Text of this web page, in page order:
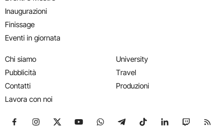
Inaugurazioni
Finissage
Eventi in giornata
Chi siamo
Pubblicità
Contatti
Lavora con noi
University
Travel
Produzioni
Seguici su Facebook
Seguici su Instagram
Seguici su X
Seguici su YouTube
Seguici su WhatsApp
Seguici su Telegram
Seguici su TikTok
Seguici su
Seguici